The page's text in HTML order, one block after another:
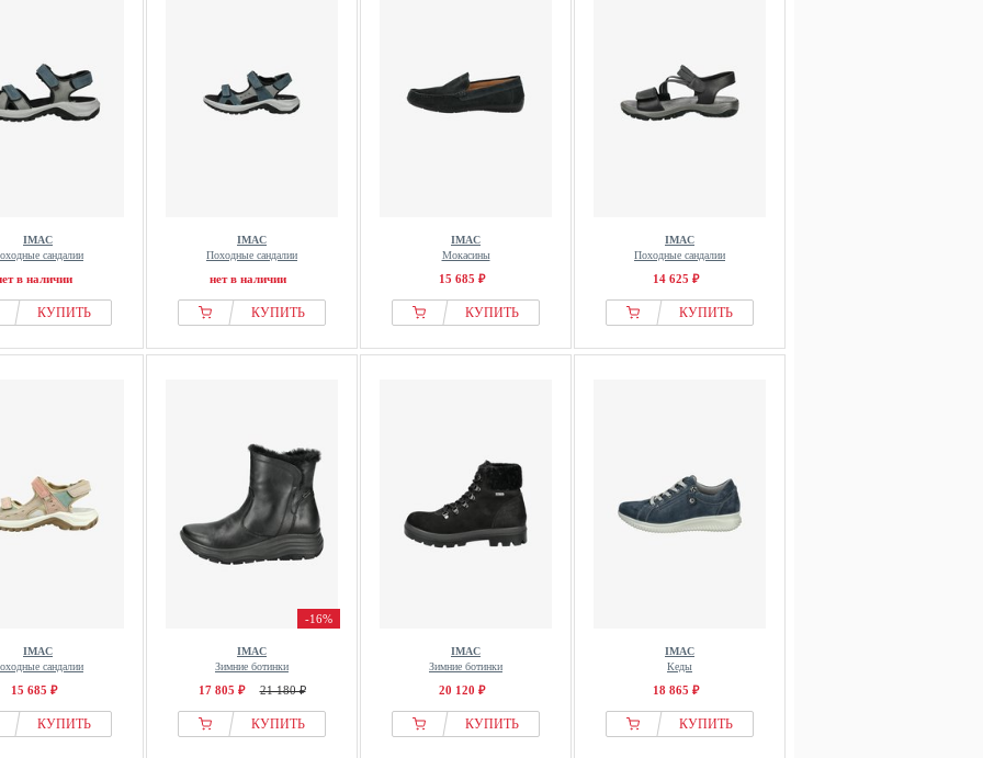
IMAC
сандалии
в наличии
КУПИТЬ
IMAC
Походные сандалии
нет в наличии
КУПИТЬ
IMAC
Мокасины
15 685 ₽
КУПИТЬ
IMAC
Походные сандалии
14 625 ₽
КУПИТЬ
IMAC
сандалии
15 685 ₽
КУПИТЬ
-16%
IMAC
Зимние ботинки
17 805 ₽ 21 180 ₽
КУПИТЬ
IMAC
Зимние ботинки
20 120 ₽
КУПИТЬ
IMAC
Кеды
18 865 ₽
КУПИТЬ